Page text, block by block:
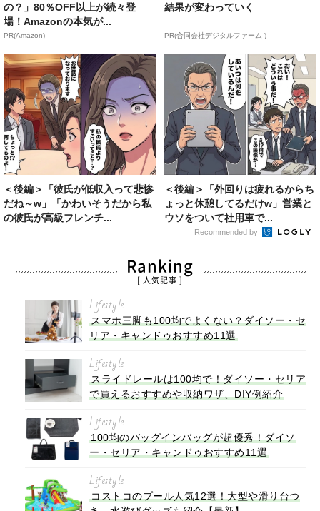
の？」80％OFF以上が続々登
場！Amazonの本気が...
PR(Amazon)
結果が変わっていく
PR(合同会社デジタルファーム )
＜後編＞「彼氏が低収入って悲惨
だね～w」「かわいそうだから私
の彼氏が高級フレンチ...
＜後編＞「外回りは疲れるからち
ょっと休憩してるだけw」営業と
ウソをついて社用車で...
Recommended by
Ranking
[ 人気記事 ]
Lifestyle
スマホ三脚も100均でよくない？ダイソー・セ
リア・キャンドゥおすすめ11選
Lifestyle
スライドレールは100均で！ダイソー・セリア
で買えるおすすめや収納ワザ、DIY例紹介
Lifestyle
100均のバッグインバッグが超優秀！ダイソ
ー・セリア・キャンドゥおすすめ11選
Lifestyle
コストコのプール人気12選！大型や滑り台つ